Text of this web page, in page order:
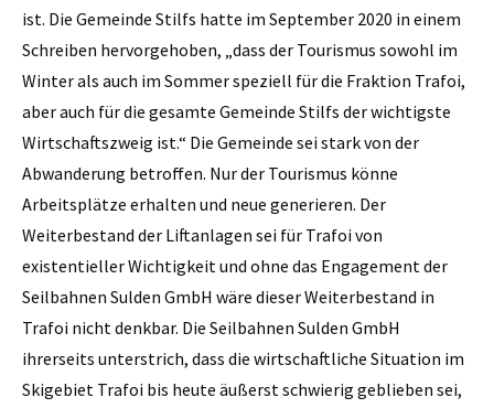
ist. Die Gemeinde Stilfs hatte im September 2020 in einem
Schreiben hervorgehoben, „dass der Tourismus sowohl im
Winter als auch im Sommer speziell für die Fraktion Trafoi,
aber auch für die gesamte Gemeinde Stilfs der wichtigste
Wirtschaftszweig ist.“ Die Gemeinde sei stark von der
Abwanderung betroffen. Nur der Tourismus könne
Arbeitsplätze erhalten und neue generieren. Der
Weiterbestand der Liftanlagen sei für Trafoi von
existentieller Wichtigkeit und ohne das Engagement der
Seilbahnen Sulden GmbH wäre dieser Weiterbestand in
Trafoi nicht denkbar. Die Seilbahnen Sulden GmbH
ihrerseits unterstrich, dass die wirtschaftliche Situation im
Skigebiet Trafoi bis heute äußerst schwierig geblieben sei,